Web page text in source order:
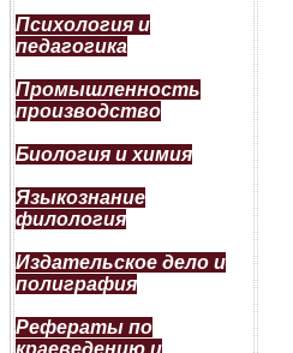
Психология и
педагогика
Промышленность
производство
Биология и химия
Языкознание
филология
Издательское дело и
полиграфия
Рефераты по
краеведению и